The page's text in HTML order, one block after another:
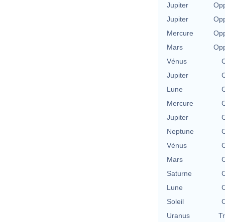
Jupiter
Jupiter
Mercure
Mars
Vénus
Jupiter
Lune
Mercure
Jupiter
Neptune
Vénus
Mars
Saturne
Lune
Soleil
Uranus